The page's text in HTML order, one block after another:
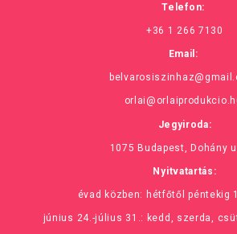
Telefon:
+36 1 266 7130
Email:
Jegyiroda:
1075 Budapest, Dohány
Nyitvatartás:
évad közben: hétfőtől péntekig
június 24.-július 31.: kedd, szerda,